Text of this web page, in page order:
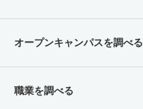
オープンキャンパスを調べる
職業を調べる